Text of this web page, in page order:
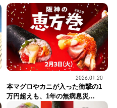
2026.01.20
本マグロやカニが入った衝撃の1
万円超えも、1年の無病息災...